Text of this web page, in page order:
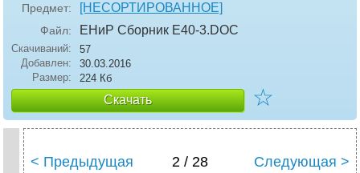
Предмет: [НЕСОРТИРОВАННОЕ]
Файл: ЕНиР Сборник Е40-3.DOC
Скачиваний:
57
Добавлен:
30.03.2016
Размер:
224 Кб
Скачать ☆
< Предыдущая 2 / 28 Следующая >